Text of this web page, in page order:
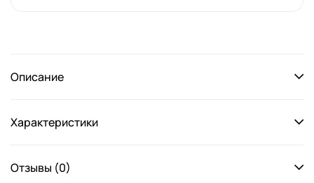
Описание
Характеристики
Отзывы (0)